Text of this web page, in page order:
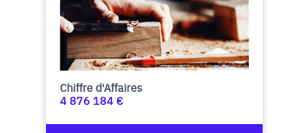
Chiffre d'Affaires
4 876 184 €